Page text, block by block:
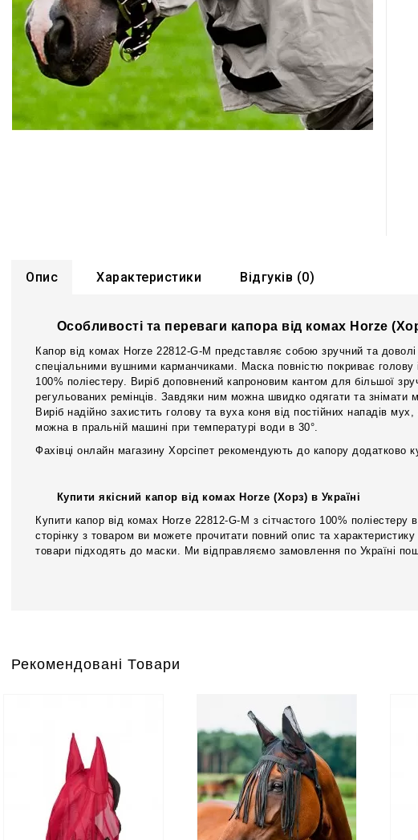
Опис Характеристики Відгуків (0)
Особливості та переваги капора від комах Horze
Капор від комах Horze 22812-G-M представляє собою зручний та доволі
спеціальними вушними карманчиками. Маска повністю покриває голову
100% поліестеру. Виріб доповнений капроновим кантом для більшої
регульованих ремінців. Завдяки ним можна швидко одягати та знімати
Виріб надійно захистить голову та вуха коня від постійних нападів
можна в пральній машині при температурі води в 30°.
Фахівці онлайн магазину Хорсіпет рекомендують до капору додатково
Купити якісний капор від комах Horze (Хорз) в Україні
Купити капор від комах Horze 22812-G-M з сітчастого 100%
сторінку з товаром ви можете прочитати повний опис та
товари підходять до маски. Ми відправляємо замовлення по Україні
Рекомендовані Товари